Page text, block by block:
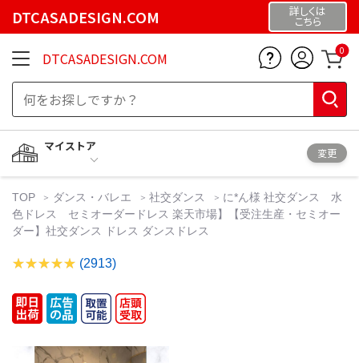
DTCASADESIGN.COM 詳しくは
こちら
DTCASADESIGN.COM 0
マイストア
変更
TOP ダンス・バレエ 社交ダンス
に*ん様 社交ダンス 水
色ドレス セミオーダードレス 楽天市場】【受注生産・セミオー
ダー】社交ダンス ドレス ダンスドレス
(2913)